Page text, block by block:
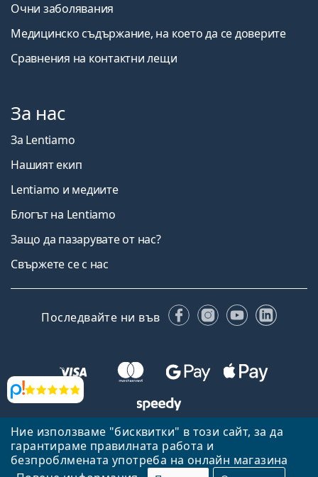
Ние използваме "бисквитки" в този сайт, за да
гарантираме правилната работа и
безпроблмената употреба на онлайн магазина
Прегледи
Очни заболявания
Медицинско съдържание, на което да се доверите
Сравнения на контактни лещи
За нас
За Lentiamo
Нашият екип
Lentiamo и медиите
Блогът на Lentiamo
Защо да пазарувате от нас?
Свържете се с нас
Последвайте ни във FacebookInstagram
YouTube
Назад към началната страница
Нагоре
Lentiamo.bg е собственост и се управлява от Lentiamo s.r.o.,
Република Чехия
Тук сме за вас в продължение на 18 години.